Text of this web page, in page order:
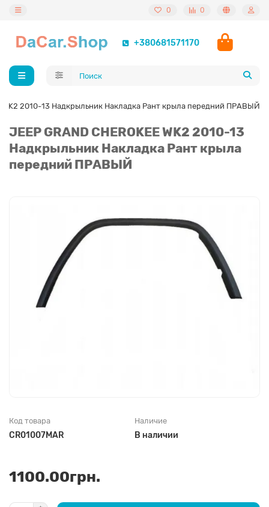
0 0
+380681571170
WK2 2010-13 Надкрыльник Накладка Рант крыла передний ПРАВЫЙ
JEEP GRAND CHEROKEE WK2 2010-13
Надкрыльник Накладка Рант крыла
передний ПРАВЫЙ
Код товара
CR01007MAR
Наличие
В наличии
1100.00грн.